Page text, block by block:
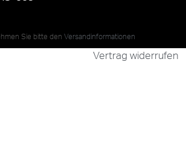
Sie bitte den Versandinformationen
Vertrag widerrufen